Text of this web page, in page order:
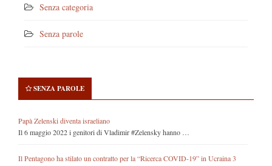
Senza categoria
Senza parole
SENZA PAROLE
Papà Zelenski diventa israeliano
Il 6 maggio 2022 i genitori di Vladimir #Zelensky hanno …
Il Pentagono ha stilato un contratto per la “Ricerca COVID-19” in Ucraina 3